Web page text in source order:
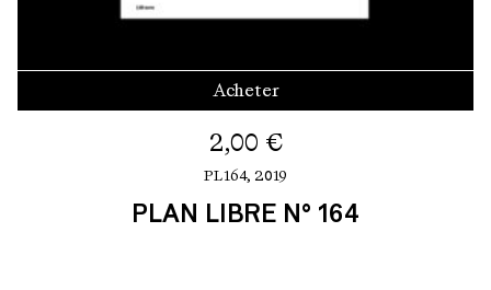
Acheter
2,00 €
PL164, 2019
PLAN LIBRE N° 164